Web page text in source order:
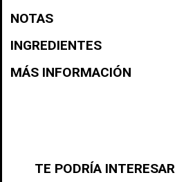
NOTAS
INGREDIENTES
MÁS INFORMACIÓN
TE PODRÍA INTERESAR